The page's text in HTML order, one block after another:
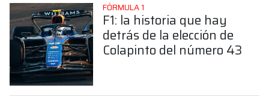
FÓRMULA 1
F1: la historia que hay
detrás de la elección de
Colapinto del número 43